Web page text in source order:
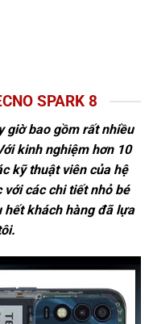
SPARK 8
giờ bao gồm rất nhiều
kinh nghiệm hơn 10
kỹ thuật viên của hệ
các chi tiết nhỏ bé
hết khách hàng đã lựa